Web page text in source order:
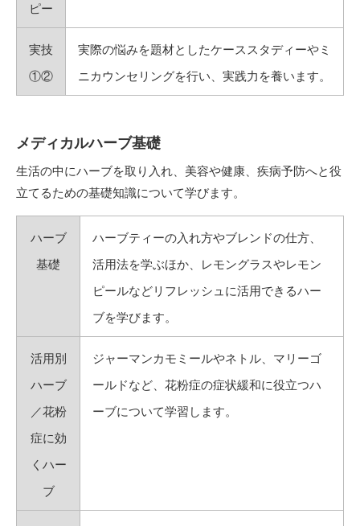
ピー
実技
①②
実際の悩みを題材としたケーススタディーやミ
ニカウンセリングを行い、実践力を養います。
メディカルハーブ基礎
生活の中にハーブを取り入れ、美容や健康、疾病予防へと役
立てるための基礎知識について学びます。
ハーブ
基礎
ハーブティーの入れ方やブレンドの仕方、
活用法を学ぶほか、レモングラスやレモン
ピールなどリフレッシュに活用できるハー
ブを学びます。
活用別
ハーブ
／花粉
症に効
くハー
ブ
ジャーマンカモミールやネトル、マリーゴ
ールドなど、花粉症の症状緩和に役立つハ
ーブについて学習します。